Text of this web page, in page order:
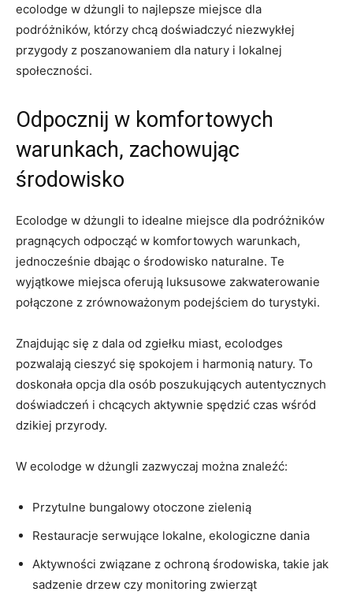
ecolodge w dżungli to najlepsze miejsce dla
podróżników, ​którzy⁤ chcą doświadczyć ‌niezwykłej
przygody z‍ poszanowaniem dla natury⁢ i lokalnej
społeczności.
Odpocznij w komfortowych
warunkach, zachowując
środowisko
Ecolodge w ‌dżungli to idealne miejsce dla ‌podróżników
pragnących⁤ odpocząć w komfortowych‌ warunkach,
jednocześnie dbając​ o⁢ środowisko ⁤naturalne. Te
wyjątkowe miejsca oferują luksusowe zakwaterowanie
połączone z zrównoważonym podejściem⁣ do turystyki.
Znajdując się z dala od zgiełku miast, ‌ecolodges
‌pozwalają cieszyć się spokojem i harmonią natury. To
doskonała opcja dla osób​ poszukujących ‌autentycznych
doświadczeń i chcących aktywnie spędzić czas wśród
dzikiej ​przyrody.
W ⁤ecolodge w dżungli‌ zazwyczaj można znaleźć:
Przytulne bungalowy otoczone zielenią
Restauracje serwujące ‍lokalne, ekologiczne dania
Aktywności związane z ochroną środowiska, takie jak
⁢sadzenie​ drzew czy monitoring zwierząt